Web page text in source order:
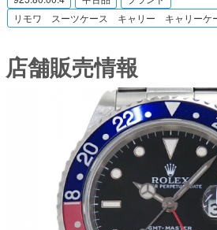
リモワ スーツケース キャリー キャリーケ
店舗販売情報